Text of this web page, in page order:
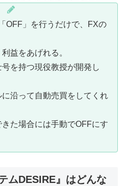
OFF」を行うだけで、FXの
益をあげれる。
号を持つ現役教授が開発し
に沿って自動売買をしてくれ
きた場合には手動でOFFにす
ムDESIRE』はどんな